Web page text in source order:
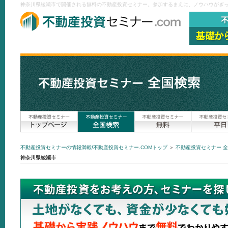
神奈川県綾瀬市で開催される無料の不動産投資セミナー。参加するまえに、ノウハウが
不動産投資セミナーの情報満載!不動産投資セミナー.COMトップ＞ 不動産投資セミナー
神奈川県綾瀬市